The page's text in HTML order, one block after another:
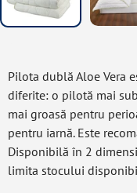
Pilota dublă Aloe Vera
diferite: o pilotă mai
mai groasă pentru
pentru iarnă. Este
Disponibilă în 2
limita stocului